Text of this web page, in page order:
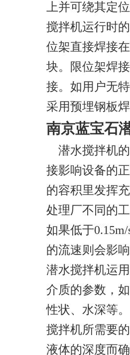
上并可绕其定
搅拌机运行时
位架直接焊接
块。限位架焊
接。如用户无
采用预埋钢板
南京蓝宝石
潜水搅拌机的
接影响设备的
的容积里发挥
处理厂不同的
如果低于0.15m/
的流速则会影
潜水搅拌机运
介质的参数，
性状、水深等。
搅拌机所需要
液体的深度而